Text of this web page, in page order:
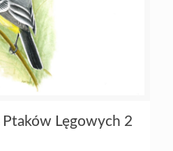
Ptaków Lęgowych 2